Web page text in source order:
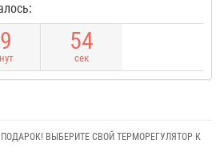
9 53
сек
ВЫБЕРИТЕ СВОЙ ТЕРМОРЕГУЛЯТОР К